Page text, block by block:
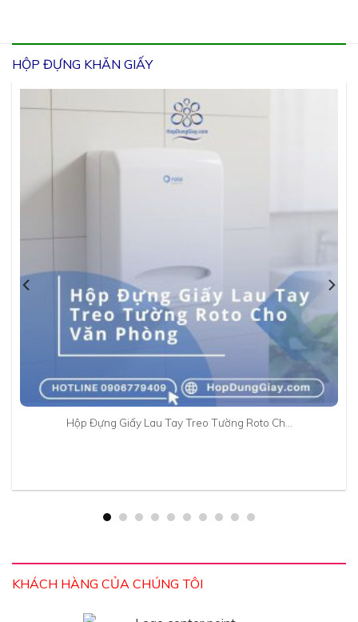
HỘP ĐỰNG KHĂN GIẤY
Hộp Đựng Giấy Lau Tay Treo Tường Roto Ch…
KHÁCH HÀNG CỦA CHÚNG TÔI